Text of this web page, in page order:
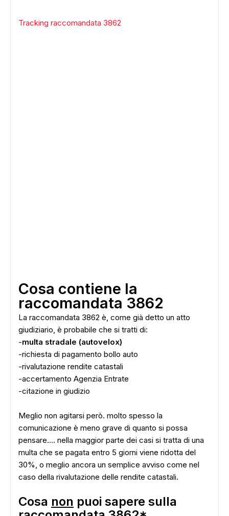
ADS
Tracking raccomandata 3862
Cosa contiene la
raccomandata 3862
La raccomandata 3862 è, come già detto un atto
giudiziario, è probabile che si tratti di:
-multa stradale (autovelox)
-richiesta di pagamento bollo auto
-rivalutazione rendite catastali
-accertamento Agenzia Entrate
-citazione in giudizio
Meglio non agitarsi però. molto spesso la
comunicazione è meno grave di quanto si possa
pensare.... nella maggior parte dei casi si tratta di una
multa che se pagata entro 5 giorni viene ridotta del
30%, o meglio ancora un semplice avviso come nel
caso della rivalutazione delle rendite catastali.
Cosa non puoi sapere sulla